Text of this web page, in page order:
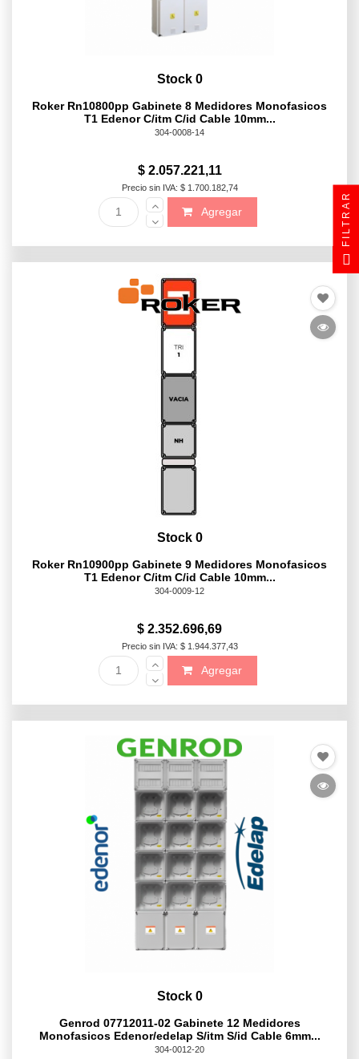
Stock 0
Roker Rn10800pp Gabinete 8 Medidores Monofasicos
T1 Edenor C/itm C/id Cable 10mm...
304-0008-14
$ 2.057.221,11
Precio sin IVA: $ 1.700.182,74
Agregar
Stock 0
Roker Rn10900pp Gabinete 9 Medidores Monofasicos
T1 Edenor C/itm C/id Cable 10mm...
304-0009-12
$ 2.352.696,69
Precio sin IVA: $ 1.944.377,43
Agregar
Stock 0
Genrod 07712011-02 Gabinete 12 Medidores
Monofasicos Edenor/edelap S/itm S/id Cable 6mm...
304-0012-20
FILTRAR